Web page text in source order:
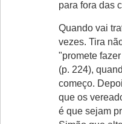
para fora das
Quando vai
vezes. Tira
"promete
(p. 224),
começo.
que os
é que sejam